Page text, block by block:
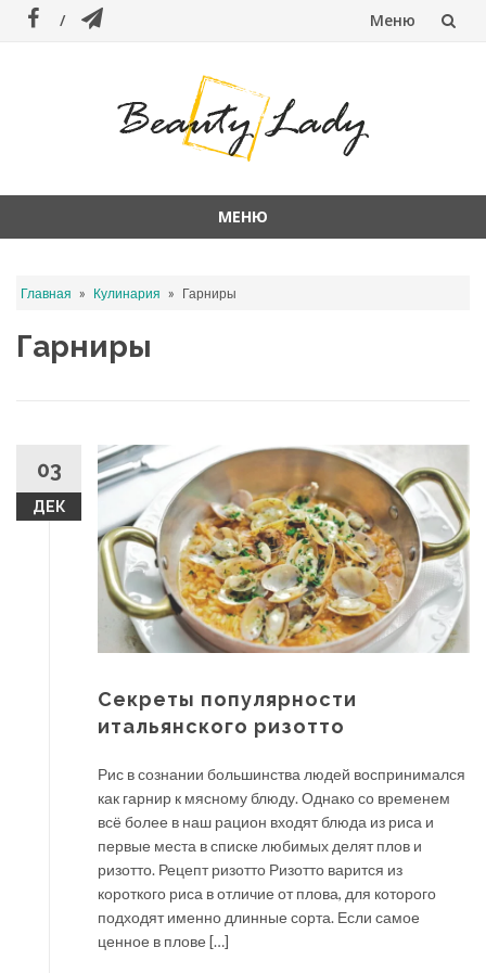
Меню
МЕНЮ
содержанию
Главная » Кулинария » Гарниры
Гарниры
03
ДЕК
Секреты популярности
итальянского ризотто
Рис в сознании большинства людей воспринимался
как гарнир к мясному блюду. Однако со временем
всё более в наш рацион входят блюда из риса и
первые места в списке любимых делят плов и
ризотто. Рецепт ризотто Ризотто варится из
короткого риса в отличие от плова, для которого
подходят именно длинные сорта. Если самое
ценное в плове […]